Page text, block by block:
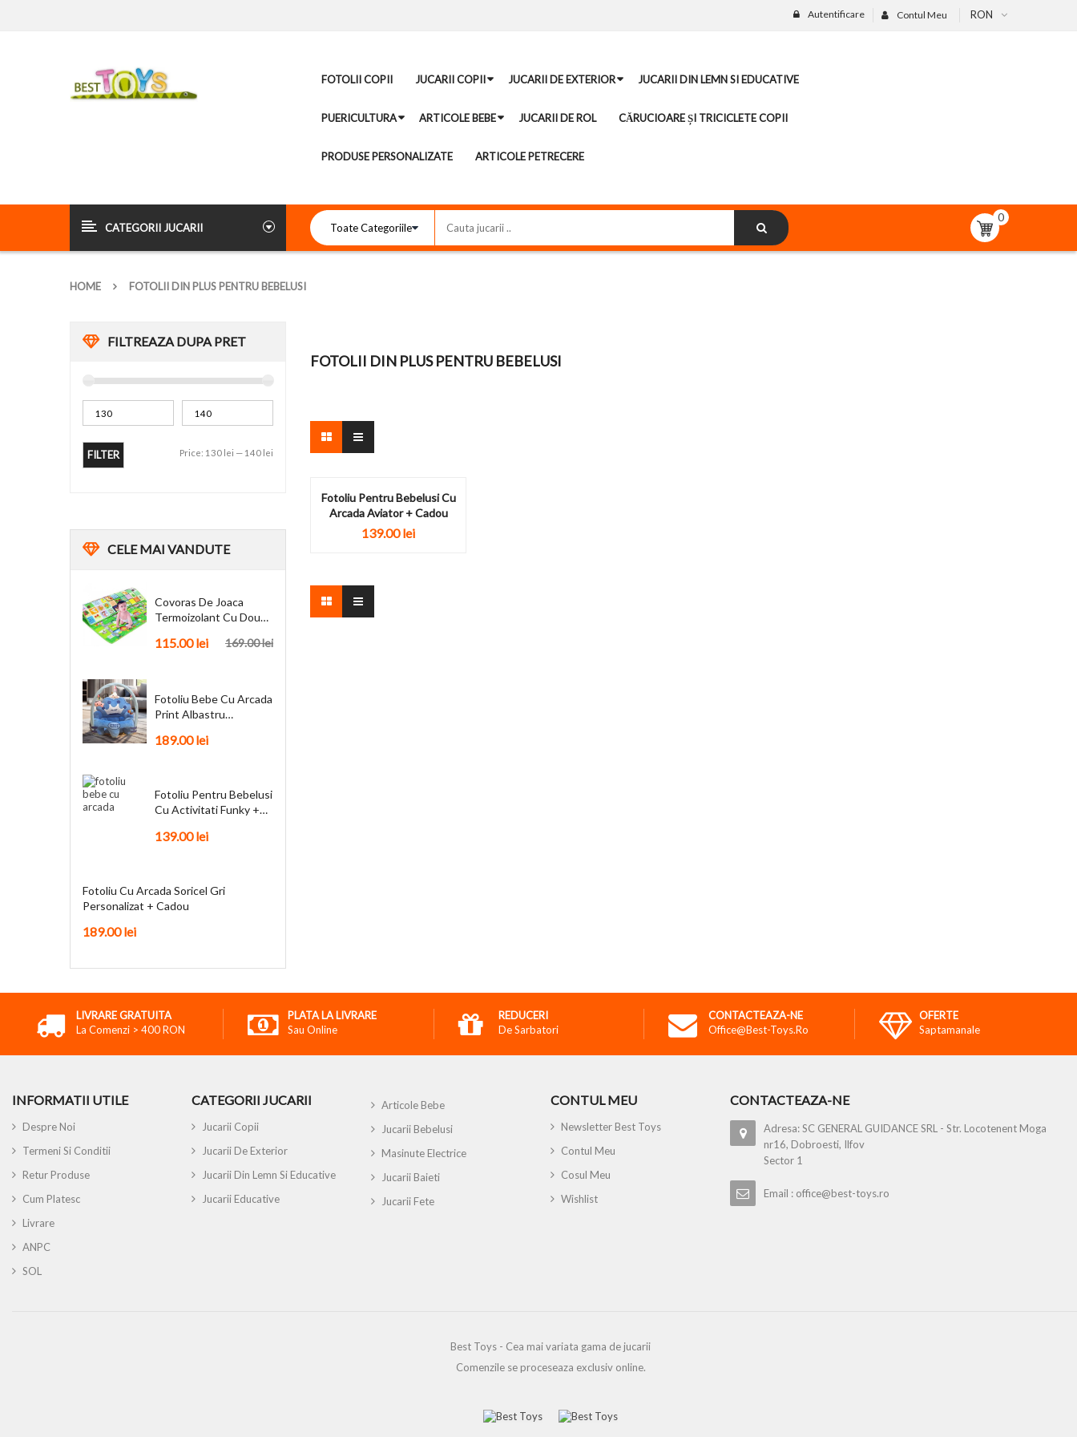
RON
Contul Meu
Autentificare
FOTOLII COPII JUCARII COPII JUCARII DE EXTERIOR JUCARII DIN LEMN SI EDUCATIVE
PUERICULTURA ARTICOLE BEBE JUCARII DE ROL CĂRUCIOARE ȘI TRICICLETE COPII
PRODUSE PERSONALIZATE ARTICOLE PETRECERE
CATEGORII JUCARII
0
HOME FOTOLII DIN PLUS PENTRU BEBELUSI
FILTREAZA DUPA PRET
FILTER Price: 130 lei — 140 lei
CELEMAI VANDUTE
Covoras De Joaca
Termoizolant Cu Doua
169.00lei
115.00lei
Fotoliu Bebe Cu Arcada
Print Albastru
189.00lei
Fotoliu Pentru Bebelusi
Cu Activitati Funky +
139.00lei
Fotoliu Cu Arcada Soricel Gri
Personalizat + Cadou
189.00lei
FOTOLII DIN PLUS PENTRU BEBELUSI
Fotoliu Pentru Bebelusi Cu
Arcada Aviator + Cadou
139.00lei
LIVRARE GRATUITA
La Comenzi > 400 RON
PLATA LA LIVRARE
Sau Online
REDUCERI
De Sarbatori
CONTACTEAZA-NE
Office@best-Toys.ro
OFERTE
Saptamanale
INFORMATII UTILE
Despre Noi
Termeni Si Conditii
Retur Produse
Cum Platesc
Livrare
ANPC
SOL
CATEGORII JUCARII
Jucarii Copii
Jucarii De Exterior
Jucarii Din Lemn Si Educative
Jucarii Educative
Articole Bebe
Jucarii Bebelusi
Masinute Electrice
Jucarii Baieti
Jucarii Fete
CONTUL MEU
Newsletter Best Toys
Contul Meu
Cosul Meu
Wishlist
CONTACTEAZA-NE
Adresa: SC GENERAL GUIDANCE SRL - Str. Locotenent Moga
nr16, Dobroesti, Ilfov
Sector 1
Email : office@best-toys.ro
Best Toys - Cea mai variata gama de jucarii
Comenzile se proceseaza exclusiv online.